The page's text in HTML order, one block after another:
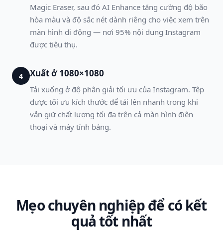
Magic Eraser, sau đó AI Enhance tăng cường độ bão
hòa màu và độ sắc nét dành riêng cho việc xem trên
màn hình di động — nơi 95% nội dung Instagram
được tiêu thụ.
4 Xuất ở 1080×1080
Tải xuống ở độ phân giải tối ưu của Instagram. Tệp
được tối ưu kích thước để tải lên nhanh trong khi
vẫn giữ chất lượng tối đa trên cả màn hình điện
thoại và máy tính bảng.
Mẹo chuyên nghiệp để có kết
quả tốt nhất